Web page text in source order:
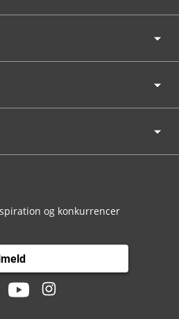
og konkurrencer